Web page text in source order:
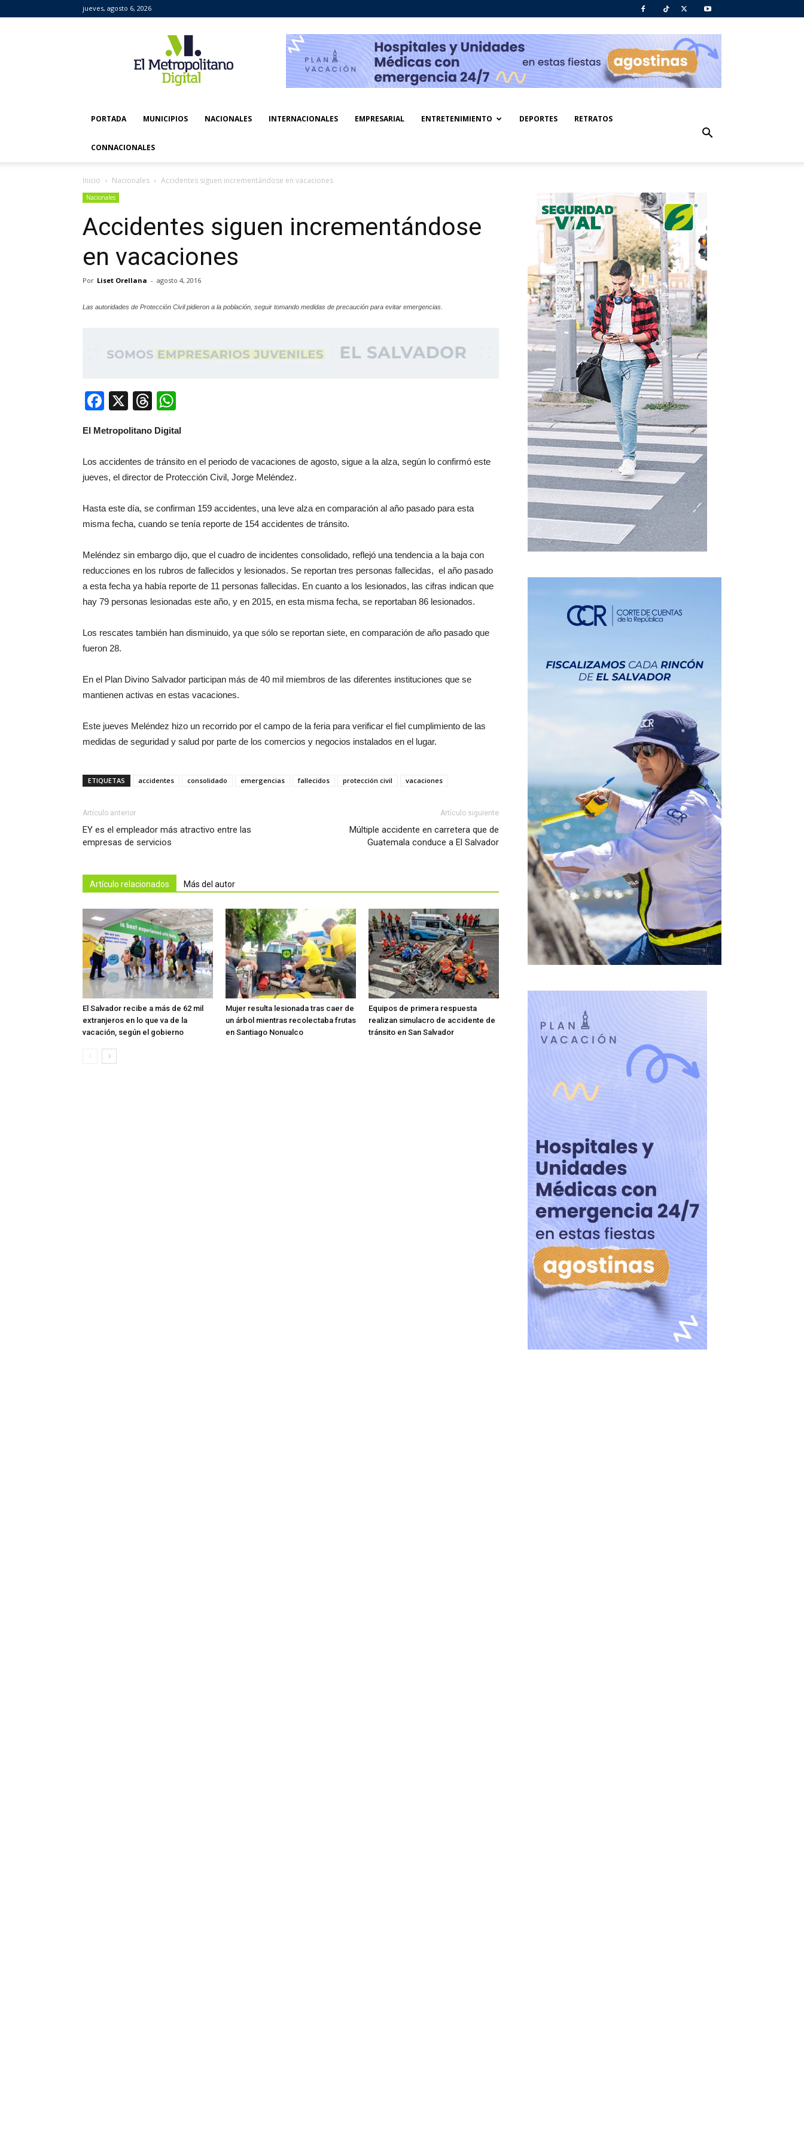
jueves, agosto 6, 2026
Metropolitano
Digital
PORTADA MUNICIPIOS NACIONALES INTERNACIONALES EMPRESARIAL ENTRETENIMIENTO DEPORTES RETRATOS
CONNACIONALES
Inicio Nacionales Accidentes siguen incrementándose en vacaciones
Nacionales
Accidentes siguen incrementándose
en vacaciones
Por Liset Orellana - agosto 4, 2016
Las autoridades de Protección Civil pidieron a la población, seguir tomando medidas de precaución para evitar emergencias.
Facebook
X Threads
El Metropolitano Digital
Los accidentes de tránsito en el periodo de vacaciones de agosto, sigue a la alza, según lo confirmó este
jueves, el director de Protección Civil, Jorge Meléndez.
Hasta este día, se confirman 159 accidentes, una leve alza en comparación al año pasado para esta
misma fecha, cuando se tenía reporte de 154 accidentes de tránsito.
Meléndez sin embargo dijo, que el cuadro de incidentes consolidado, reflejó una tendencia a la baja con
reducciones en los rubros de fallecidos y lesionados. Se reportan tres personas fallecidas, el año pasado
a esta fecha ya había reporte de 11 personas fallecidas. En cuanto a los lesionados, las cifras indican que
hay 79 personas lesionadas este año, y en 2015, en esta misma fecha, se reportaban 86 lesionados.
Los rescates también han disminuido, ya que sólo se reportan siete, en comparación de año pasado que
fueron 28.
En el Plan Divino Salvador participan más de 40 mil miembros de las diferentes instituciones que se
mantienen activas en estas vacaciones.
Este jueves Meléndez hizo un recorrido por el campo de la feria para verificar el fiel cumplimiento de las
medidas de seguridad y salud por parte de los comercios y negocios instalados en el lugar.
ETIQUETAS accidentes consolidado emergencias fallecidos protección civil vacaciones
Artículo anterior
EY es el empleador más atractivo entre las
empresas de servicios
Artículo siguiente
Múltiple accidente en carretera que de
Guatemala conduce a El Salvador
Artículo relacionados Más del autor
El Salvador recibe a más de 62 mil
extranjeros en lo que va de la
vacación, según el gobierno
Mujer resulta lesionada tras caer de
un árbol mientras recolectaba frutas
en Santiago Nonualco
Equipos de primera respuesta
realizan simulacro de accidente de
tránsito en San Salvador